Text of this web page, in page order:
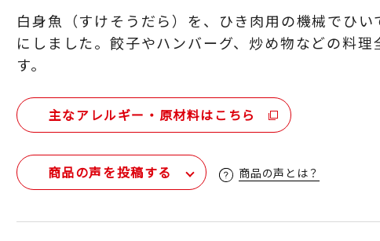
白身魚（すけそうだら）を、ひき肉用の機械でひい
にしました。餃子やハンバーグ、炒め物などの料理
す。
主なアレルギー・原材料はこちら
商品の声を投稿する 商品の声とは？